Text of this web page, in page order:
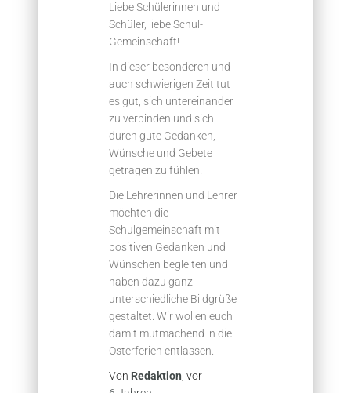
Liebe Schülerinnen und
Schüler, liebe Schul-
Gemeinschaft!
In dieser besonderen und
auch schwierigen Zeit tut
es gut, sich untereinander
zu verbinden und sich
durch gute Gedanken,
Wünsche und Gebete
getragen zu fühlen.
Die Lehrerinnen und Lehrer
möchten die
Schulgemeinschaft mit
positiven Gedanken und
Wünschen begleiten und
haben dazu ganz
unterschiedliche Bildgrüße
gestaltet. Wir wollen euch
damit mutmachend in die
Osterferien entlassen.
Von Redaktion, vor